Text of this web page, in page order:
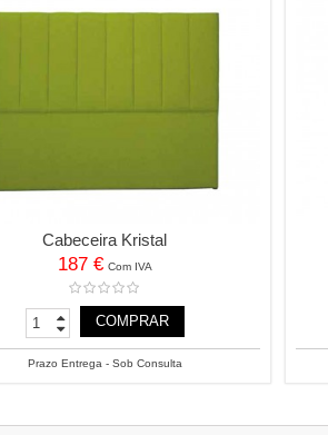
Cabeceira Kristal
187 € Com IVA
COMPRAR
Prazo Entrega - Sob Consulta